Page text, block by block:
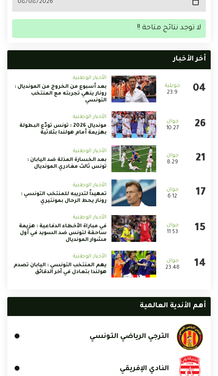
لا توجد نتائج متاحة !!
أخر الأخبار
23:9
الأخبار الوطنية
بعد أسبوع من الخروج من المونديال :
رونار ينهي تجربته مع المنتخب
التونسي
10:27
الأخبار الوطنية
مونديال 2026 : تونس تودّع البطولة
بهزيمة أمام هولندا بثلاثية
8:29
الأخبار الوطنية
بعد الخسارة المذلة ضد اليابان :
تونس ثالث مغادري المونديال
6:12
الأخبار الوطنية
تمهيداً لتدريبه للمنتخب التونسي :
رونار يحط الرحال بمونتيري
11:53
الأخبار الوطنية
في مباراة الأخطاء الدفاعية : هزيمة
ساحقة لتونس ضد السويد في أول
مشوار المونديال
23:48
الأخبار الوطنية
يهم المنتخب التونسي : اليابان تصدم
هولندا بتعادل في آخر الدقائق
أهم الأندية العالمية
الترجي الرياضي التونسي
النادي الإفريقي